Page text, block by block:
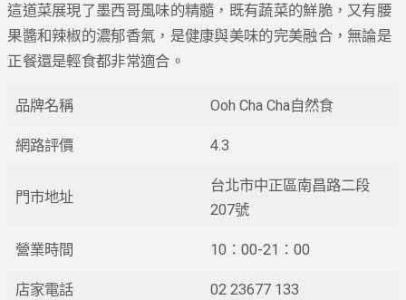
這道菜展現了墨西哥風味的精髓，既有蔬菜的鮮脆，又有腰
果醬和辣椒的濃郁香氣，是健康與美味的完美融合，無論是
正餐還是輕食都非常適合。
品牌名稱 Ooh Cha Cha自然食
網路評價 4.3
門市地址
台北市中正區南昌路二段
207號
營業時間 10：00-21：00
店家電話 02 23677 133